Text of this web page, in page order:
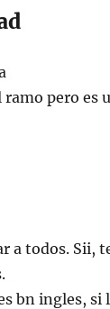
ramo pero es
a todos. Sii,
bn ingles, si